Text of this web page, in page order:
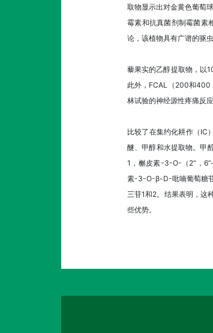
取物显示出对金黄色葡萄
霉素和抗真菌剂制霉菌素
论，该植物具有广谱的驱
藜果实的乙醇提取物，以
此外，FCAL（200和400
林试验的神经源性疼痛反
比较了在集约化耕作（IC
醚、甲醇和水提取物。甲
1，槲皮素-3-O-（2“，
素-3-O-β-D-吡喃葡萄糖
三苷1和2。结果表明，这
些优势。